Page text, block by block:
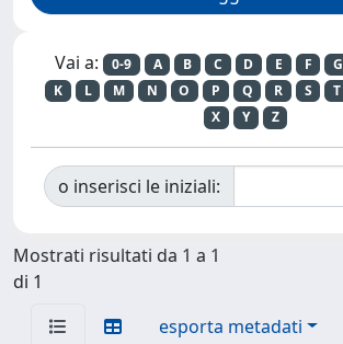
Vai a: 0-9 A B C D E F G
K
L M N O P Q R S T
X
Y Z
o inserisci le iniziali:
Mostrati risultati da 1 a 1
di 1
esporta metadati